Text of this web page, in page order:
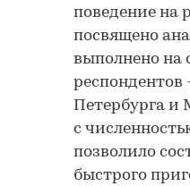
поведение на
посвящено
выполнено на
Петербурга и
с
позволило
быстрого